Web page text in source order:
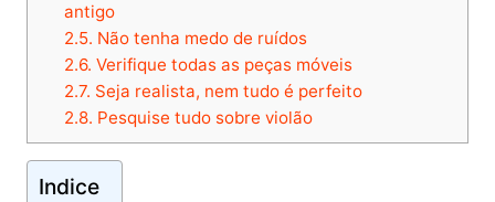
antigo
2.5. Não tenha medo de ruídos
2.6. Verifique todas as peças móveis
2.7. Seja realista, nem tudo é perfeito
2.8. Pesquise tudo sobre violão
Indice